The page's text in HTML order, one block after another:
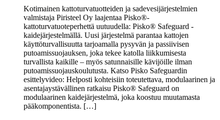
Kotimainen kattoturvatuotteiden ja sadevesijärjestelmien
valmistaja Piristeel Oy laajentaa Pisko®-
kattoturvatuoteperhettä uutuudella: Pisko® Safeguard -
kaidejärjestelmällä. Uusi järjestelmä parantaa kattojen
käyttöturvallisuutta tarjoamalla pysyvän ja passiivisen
putoamissuojauksen, joka tekee katolla liikkumisesta
turvallista kaikille – myös satunnaisille kävijöille ilman
putoamissuojauskoulutusta. Katso Pisko Safeguardin
esittelyvideo: Helposti kohteisiin toteutettava, modulaarinen ja
asentajaystävällinen ratkaisu Pisko® Safeguard on
modulaarinen kaidejärjestelmä, joka koostuu muutamasta
pääkomponentista. […]